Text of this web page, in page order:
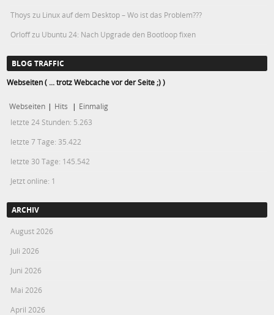
Thoys zu Linux auf dem Desktop – Wo ist das Problem???
Orloffzu Ubuntu 24: Nach Upgrade den Bootloop fixen
BLOG TRAFFIC
Webseiten ( ... trotz Webcache vor der Seite ;) )
Webseiten | Hits | Einmalig
letzte 24 Stunden: 5.263
letzte 7 Tage: 35.422
letzte 30 Tage: 145.542
Jetzt online: 1
ARCHIV
August 2026
Juli 2026
Juni 2026
Mai 2026
April 2026